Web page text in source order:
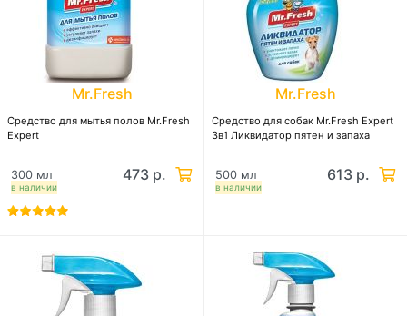
Mr.Fresh
Средство для мытья полов Mr.Fresh
Expert
в наличии
300 мл 473 р.
Mr.Fresh
Средство для собак Mr.Fresh Expert
3в1 Ликвидатор пятен и запаха
в наличии
500 мл 613 р.